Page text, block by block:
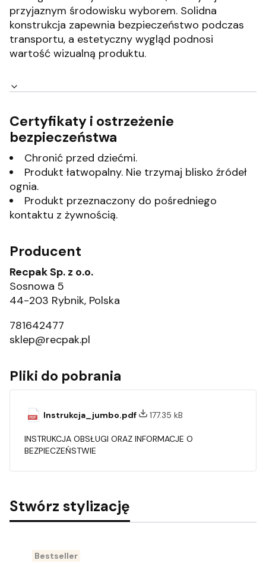
przyjaznym środowisku wyborem. Solidna
konstrukcja zapewnia bezpieczeństwo podczas
transportu, a estetyczny wygląd podnosi
wartość wizualną produktu.
Certyfikaty i ostrzeżenie
bezpieczeństwa
Chronić przed dziećmi.
Produkt łatwopalny. Nie trzymaj blisko źródeł
ognia.
Produkt przeznaczony do pośredniego
kontaktu z żywnością.
Producent
Recpak Sp. z o.o.
Sosnowa 5
44-203 Rybnik, Polska
781642477
sklep@recpak.pl
Pliki do pobrania
Instrukcja_jumbo.pdf 177.35 kB
INSTRUKCJA OBSŁUGI ORAZ INFORMACJE O
BEZPIECZEŃSTWIE
Stwórz stylizację
Bestseller